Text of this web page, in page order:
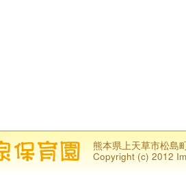
熊本県上天草市松
Copyright (c) 2012